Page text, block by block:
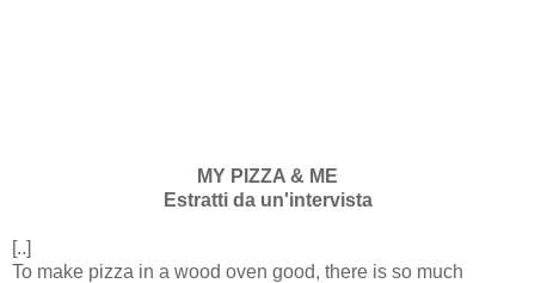
MY PIZZA & ME
Estratti da un'intervista
[..]
To make pizza in a wood oven good, there is so much